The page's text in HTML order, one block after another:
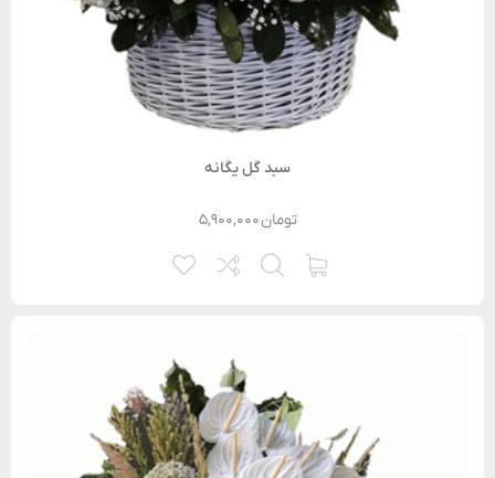
سبد گل یگانه
۵,۹۰۰,۰۰۰تومان